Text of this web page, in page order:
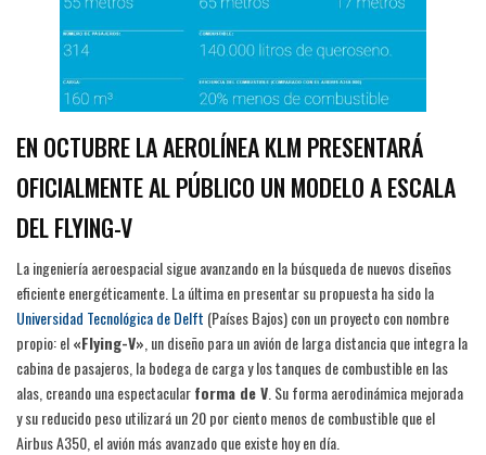
EN OCTUBRE LA AEROLÍNEA KLM PRESENTARÁ
OFICIALMENTE AL PÚBLICO UN MODELO A ESCALA
DEL FLYING-V
La ingeniería aeroespacial sigue avanzando en la búsqueda de nuevos diseños
eficiente energéticamente. La última en presentar su propuesta ha sido la
Universidad Tecnológica de Delft (Países Bajos) con un proyecto con nombre
propio: el«Flying-V» , un diseño para un avión de larga distancia que integra la
cabina de pasajeros, la bodega de carga y los tanques de combustible en las
alas, creando una espectacularforma de V . Su forma aerodinámica mejorada
y su reducido peso utilizará un 20 por ciento menos de combustible que el
Airbus A350, el avión más avanzado que existe hoy en día.